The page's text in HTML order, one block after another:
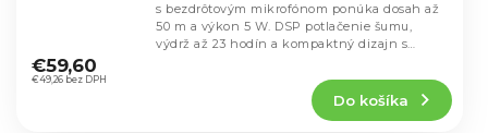
hodnotenie
produktu
€49,26 bez DPH
€59,60
Do košíka
s bezdrôtovým mikrofónom ponúka dosah až
50 m a výkon 5 W. DSP potlačenie šumu,
výdrž až 23 hodín a kompaktný dizajn s